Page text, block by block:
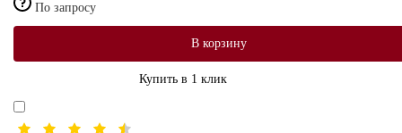
По запросу
В корзину
Купить в 1 клик